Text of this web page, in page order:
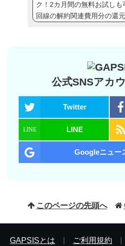
ク！2カ月間の無料お試し
回線の解約関連費用分の還
公式SNSアカ
Twitter
LINE
Googleニュー
このページの先頭へ
GAPSISとは ご利用規約